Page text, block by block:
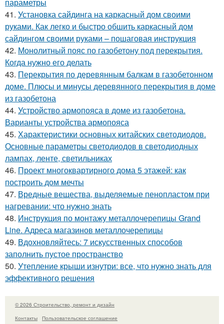
41. Установка сайдинга на каркасный дом своими
руками. Как легко и быстро обшить каркасный дом
сайдингом своими руками – пошаговая инструкция
42. Монолитный пояс по газобетону под перекрытия.
Когда нужно его делать
43. Перекрытия по деревянным балкам в газобетонном
доме. Плюсы и минусы деревянного перекрытия в доме
из газобетона
44. Устройство армопояса в доме из газобетона.
Варианты устройства армопояса
45. Характеристики основных китайских светодиодов.
Основные параметры светодиодов в светодиодных
лампах, ленте, светильниках
46. Проект многоквартирного дома 5 этажей: как
построить дом мечты
47. Вредные вещества, выделяемые пенопластом при
нагревании: что нужно знать
48. Инструкция по монтажу металлочерепицы Grand
Line. Адреса магазинов металлочерепицы
49. Вдохновляйтесь: 7 искусственных способов
заполнить пустое пространство
50. Утепление крыши изнутри: все, что нужно знать для
эффективного решения
© 2026 Строительство, ремонт и дизайн
Контакты
Пользовательское соглашение